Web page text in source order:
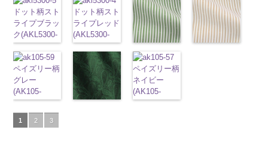
FairyRose
6000
FairyRose
6000
6000
55.jpg
AK201-55 ブ
ラック 花柄
ドット キュ
DOLCELABY、
FairyRose
6000
DOLCELABY、
FairyRose
6000
DOLCELABY、
FairyRose
6000
プラ100％
DOLCELABY、
FairyRose
6000
エロー
(AK201-
34/LT)
http://www.anys.co.jp/wp-
34.jpg
AK201-34 イ
エロー
ドット キュ
DOLCELABY、
FairyRose
content/uploads/2013/04/ak201-
33.jpg
AK201-33
ープル 花柄
ドット キュ
プラ100％
DOLCELABY、
FairyRose
6000
29.jpg
AK201-29 レ
ッド 花柄ド
ット キュプ
ラ100％
DOLCELABY、
FairyRose
6000
content/uploads/
27.jpg
AK201-27 グ
リーン 花柄
ドット柄スト
ライプブラッ
ク(AKL5300-
5/LT)
http://www.anys.co.jp/wp-
content/uploads/2013/05/akl5300-
5.jpg
AKL5300-5
ブラック ド
ット柄ストラ
イプ キュプ
ドット柄スト
ライプレッド
(AKL5300-
4/LT)
http://www.anys.co.jp/wp-
content/uploads/2013/05/akl5300-
4.jpg
AKL5300-4
レッド ドッ
ライプグリー
ン(AKL5300-
3/LT)
http://www.anys.co.jp/wp-
ペイズリー柄
グレー
(AK105-
59/LT)
http://www.anys.co.jp/wp-
content/uploads/2013/05/ak105-
ペイズリー柄
ネイビー
(AK105-
57/LT)
1 2 3